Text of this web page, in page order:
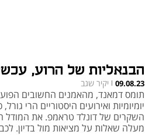
הבנאליות של הרוע,
09.08.23
| יקיר שגב
תומס דמאנד, מהאמנים החשובים
יומיומיות ואירועים היסטוריים הרי
השקרים של דונלד טראמפ. את המודל
מעלה שאלות על מציאות מול בדיון.